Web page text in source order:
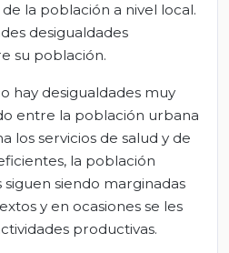
la población a nivel local.
desigualdades
su población.
hay desigualdades muy
entre la población urbana
los servicios de salud y de
la población
siendo marginadas
y en ocasiones se les
productivas.